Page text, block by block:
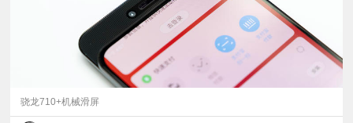
骁龙710+机械滑屏